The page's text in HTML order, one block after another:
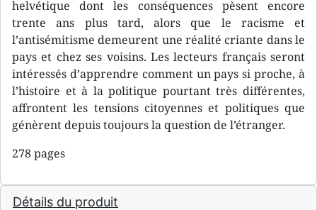
helvétique dont les conséquences pèsent encore
trente ans plus tard, alors que le racisme et
l’antisémitisme demeurent une réalité criante dans le
pays et chez ses voisins. Les lecteurs français seront
intéressés d’apprendre comment un pays si proche, à
l’histoire et à la politique pourtant très différentes,
affrontent les tensions citoyennes et politiques que
génèrent depuis toujours la question de l’étranger.
278 pages
Détails du produit